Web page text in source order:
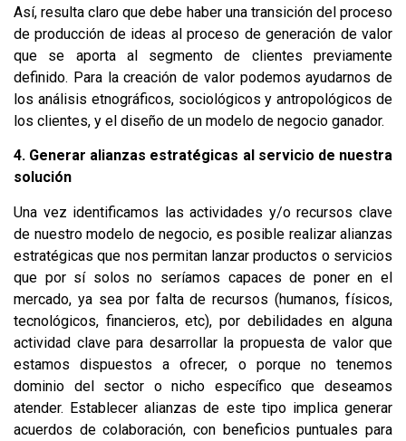
Así, resulta claro que debe haber una transición del proceso
de producción de ideas al proceso de generación de valor
que se aporta al segmento de clientes previamente
definido. Para la creación de valor podemos ayudarnos de
los análisis etnográficos, sociológicos y antropológicos de
los clientes, y el diseño de un modelo de negocio ganador.
4. Generar alianzas estratégicas al servicio de nuestra
solución
Una vez identificamos las actividades y/o recursos clave
de nuestro modelo de negocio, es posible realizar alianzas
estratégicas que nos permitan lanzar productos o servicios
que por sí solos no seríamos capaces de poner en el
mercado, ya sea por falta de recursos (humanos, físicos,
tecnológicos, financieros, etc), por debilidades en alguna
actividad clave para desarrollar la propuesta de valor que
estamos dispuestos a ofrecer, o porque no tenemos
dominio del sector o nicho específico que deseamos
atender. Establecer alianzas de este tipo implica generar
acuerdos de colaboración, con beneficios puntuales para